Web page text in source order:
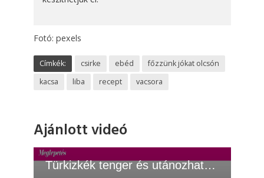
Fotó: pexels
Címkék: csirke ebéd
főzzünk jókat olcsón
kacsa
liba recept vacsora
Ajánlott videó
Türkizkék tenger és utánozhatatlan nyugalom